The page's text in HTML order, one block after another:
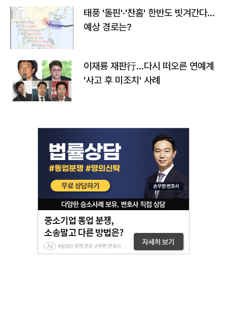
태풍 '돌핀'·'찬홈' 한반도 빗겨간다…
예상 경로는?
이재룡 재판行…다시 떠오른 연예계
'사고 후 미조치' 사례